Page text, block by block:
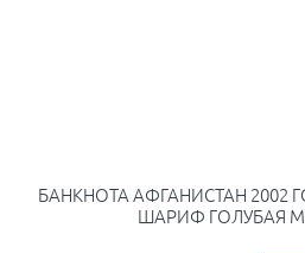
БАНКНОТА АФГАНИСТАН 2002
ШАРИФ ГОЛУБАЯ